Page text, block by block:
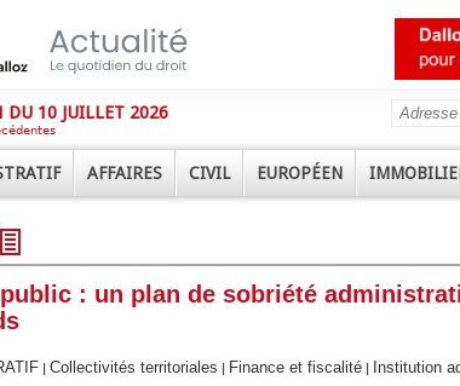
DU 10 JUILLET 2026
AFFAIRES CIVIL EUROPÉEN
: un plan de sobriété
Collectivités territoriales Finance et fiscalité
Institution